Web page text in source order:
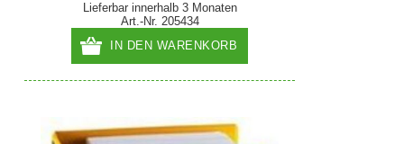
Lieferbar innerhalb 3 Monaten
Art.-Nr. 205434
IN DEN WARENKORB